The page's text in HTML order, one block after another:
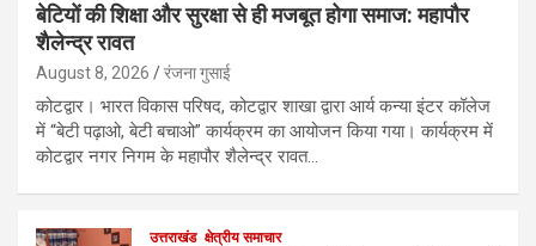
बेटियों की शिक्षा और सुरक्षा से ही मजबूत होगा समाज: महापौर
शैलेन्द्र रावत
August 8, 2026 रंजना गुसाई
कोटद्वार। भारत विकास परिषद, कोटद्वार शाखा द्वारा आर्य कन्या इंटर कॉलेज
में “बेटी पढ़ाओ, बेटी बचाओ” कार्यक्रम का आयोजन किया गया। कार्यक्रम में
कोटद्वार नगर निगम के महापौर शैलेन्द्र रावत…
उत्तराखंड क्षेत्रीय समाचार